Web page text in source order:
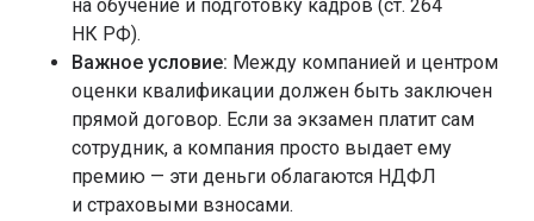
на обучение и подготовку кадров (ст. 264
НК РФ).
Важное условие: Между компанией и центром
оценки квалификации должен быть заключен
прямой договор. Если за экзамен платит сам
сотрудник, а компания просто выдает ему
премию — эти деньги облагаются НДФЛ
и страховыми взносами.